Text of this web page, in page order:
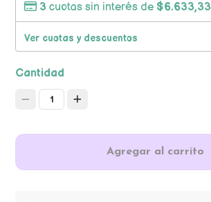
3 cuotas sin interés de $6.633,33
Ver cuotas y descuentos
Cantidad
1
Agregar al carrito